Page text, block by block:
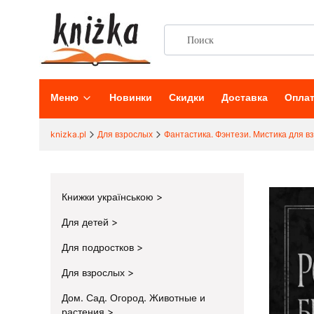
Меню Новинки Скидки Доставка
knizka.pl Для взрослых Фантастика. Фэнтези. Мистика для
Книжки українською
Для детей
Для подростков
Для взрослых
Дом. Сад. Огород. Животные и
растения